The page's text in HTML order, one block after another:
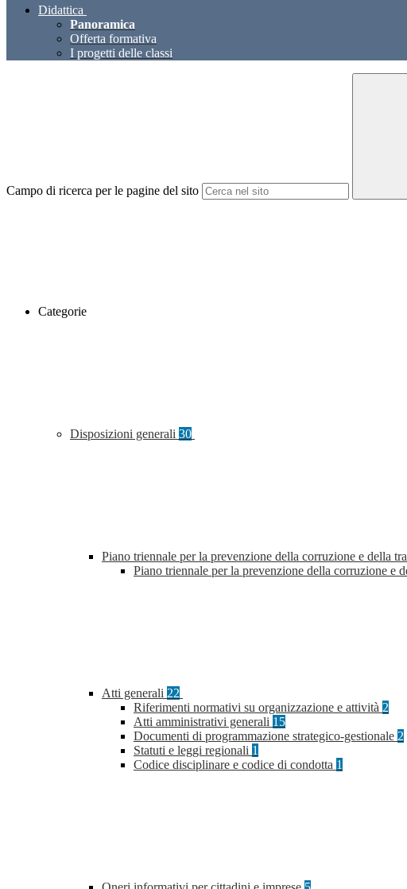
Didattica
Panoramica
Offerta formativa
I progetti delle classi
Campo di ricerca per le pagine del sito
Categorie
Disposizioni generali 30
Piano triennale per la prevenzione della corruzione e della
Piano triennale per la prevenzione della corruzione e
Atti generali 22
Riferimenti normativi su organizzazione e attività 2
Atti amministrativi generali 15
Documenti di programmazione strategico-gestionale 2
Statuti e leggi regionali 1
Codice disciplinare e codice di condotta 1